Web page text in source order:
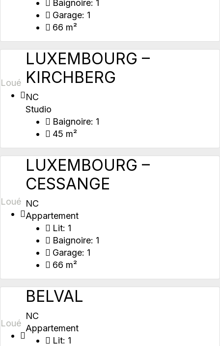
Baignoire: 1
Garage: 1
66 m²
Loué
LUXEMBOURG –
KIRCHBERG
NC
Studio
Baignoire: 1
45 m²
Loué
LUXEMBOURG –
CESSANGE
NC
Appartement
Lit: 1
Baignoire: 1
Garage: 1
66 m²
Loué
BELVAL
NC
Appartement
Lit: 1